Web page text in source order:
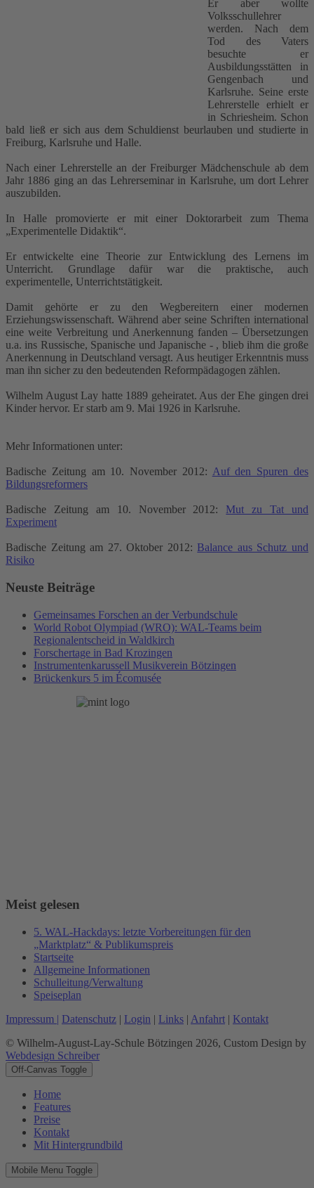
Er aber wollte
Volksschullehrer
werden. Nach dem
Tod des Vaters
besuchte er
Ausbildungsstätten in
Gengenbach und
Karlsruhe. Seine erste
Lehrerstelle erhielt er
in Schriesheim. Schon
bald ließ er sich aus dem Schuldienst beurlauben und studierte in
Freiburg, Karlsruhe und Halle.
Nach einer Lehrerstelle an der Freiburger Mädchenschule ab dem
Jahr 1886 ging an das Lehrerseminar in Karlsruhe, um dort Lehrer
auszubilden.
In Halle promovierte er mit einer Doktorarbeit zum Thema
„Experimentelle Didaktik“.
Er entwickelte eine Theorie zur Entwicklung des Lernens im
Unterricht. Grundlage dafür war die praktische, auch
experimentelle, Unterrichtstätigkeit.
Damit gehörte er zu den Wegbereitern einer modernen
Erziehungswissenschaft. Während aber seine Schriften international
eine weite Verbreitung und Anerkennung fanden – Übersetzungen
u.a. ins Russische, Spanische und Japanische - , blieb ihm die große
Anerkennung in Deutschland versagt. Aus heutiger Erkenntnis muss
man ihn sicher zu den bedeutenden Reformpädagogen zählen.
Wilhelm August Lay hatte 1889 geheiratet. Aus der Ehe gingen drei
Kinder hervor. Er starb am 9. Mai 1926 in Karlsruhe.
Mehr Informationen unter:
Badische Zeitung am 10. November 2012: Auf den Spuren des
Bildungsreformers
Badische Zeitung am 10. November 2012: Mut zu Tat und
Experiment
Badische Zeitung am 27. Oktober 2012: Balance aus Schutz und
Risiko
Neuste Beiträge
Gemeinsames Forschen an der Verbundschule
World Robot Olympiad (WRO): WAL-Teams beim
Regionalentscheid in Waldkirch
Forschertage in Bad Krozingen
Instrumentenkarussell Musikverein Bötzingen
Brückenkurs 5 im Écomusée
Meist gelesen
5. WAL-Hackdays: letzte Vorbereitungen für den
„Marktplatz“ & Publikumspreis
Startseite
Allgemeine Informationen
Schulleitung/Verwaltung
Speiseplan
Impressum | Datenschutz | Login | Links | Anfahrt | Kontakt
© Wilhelm-August-Lay-Schule Bötzingen 2026, Custom Design by
Webdesign Schreiber
Off-Canvas Toggle
Home
Features
Preise
Kontakt
Mit Hintergrundbild
Mobile Menu Toggle